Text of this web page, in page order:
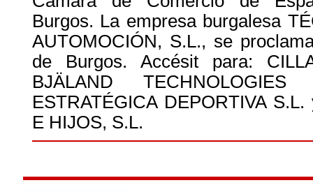
Burgos. La empresa burgalesa
AUTOMOCIÓN, S.L., se
de Burgos. Accésit para:
BJÄLAND
ESTRATÉGICA DEPORTIVA
E HIJOS, S.L.